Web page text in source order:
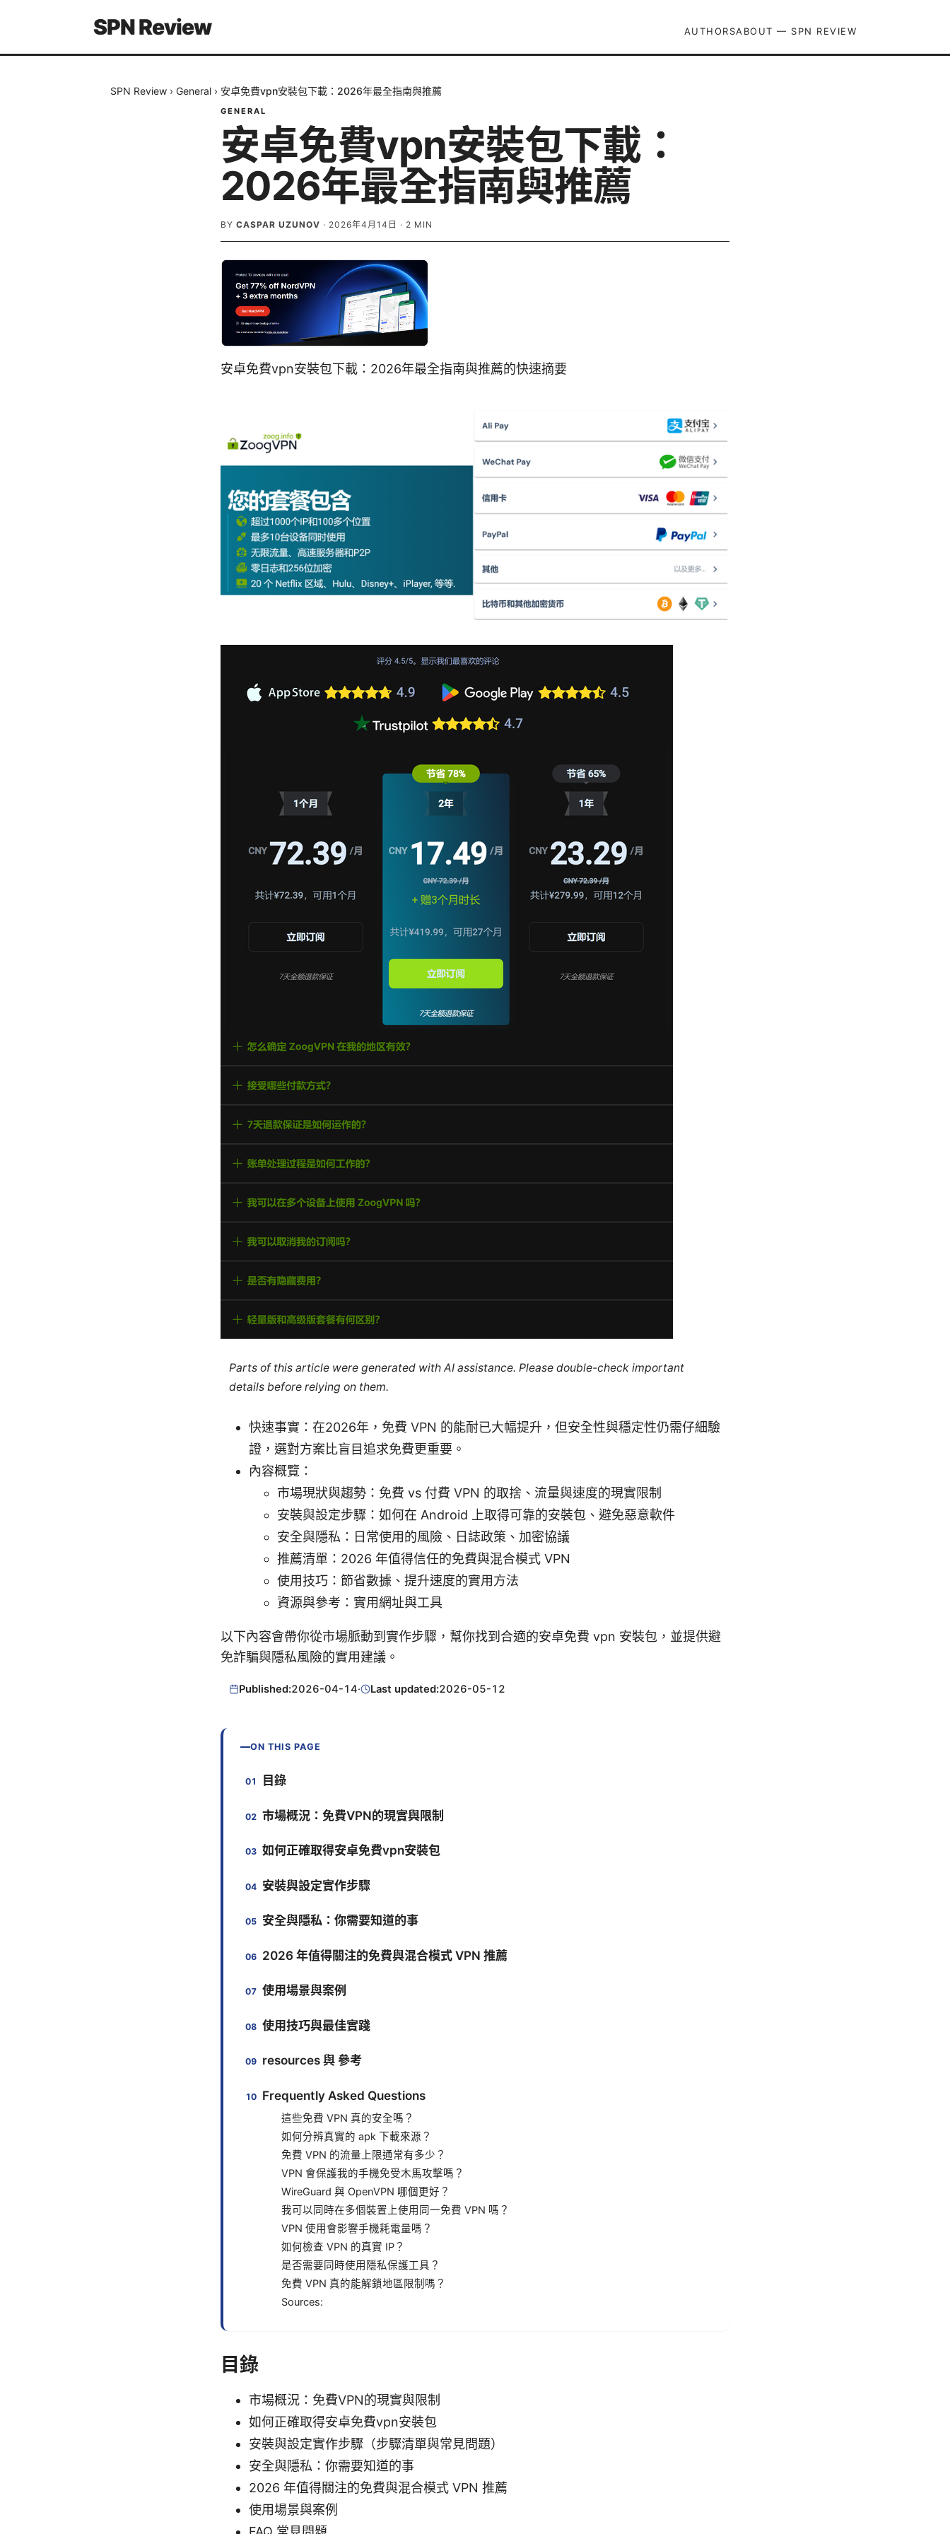
SPN Review AUTHORSABOUT — SPN REVIEW
SPN Review › General › 安卓免費vpn安裝包下載：2026年最全指南與推薦
GENERAL
安卓免費vpn安裝包下載：
2026年最全指南與推薦
BY CASPAR UZUNOV · 2026年4月14日 · 2 MIN
安卓免費vpn安裝包下載：2026年最全指南與推薦的快速摘要
Parts of this article were generated with AI assistance. Please double-check important
details before relying on them.
快速事實：在2026年，免費 VPN 的能耐已大幅提升，但安全性與穩定性仍需仔細驗
證，選對方案比盲目追求免費更重要。
內容概覽：
市場現狀與趨勢：免費 vs 付費 VPN 的取捨、流量與速度的現實限制
安裝與設定步驟：如何在 Android 上取得可靠的安裝包、避免惡意軟件
安全與隱私：日常使用的風險、日誌政策、加密協議
推薦清單：2026 年值得信任的免費與混合模式 VPN
使用技巧：節省數據、提升速度的實用方法
資源與參考：實用網址與工具
以下內容會帶你從市場脈動到實作步驟，幫你找到合適的安卓免費 vpn 安裝包，並提供避
免詐騙與隱私風險的實用建議。
Published:2026-04-14· Last updated:2026-05-12
ON THIS PAGE
目錄
市場概況：免費VPN的現實與限制
如何正確取得安卓免費vpn安裝包
安裝與設定實作步驟
安全與隱私：你需要知道的事
2026 年值得關注的免費與混合模式 VPN 推薦
使用場景與案例
使用技巧與最佳實踐
resources 與 參考
Frequently Asked Questions
這些免費 VPN 真的安全嗎？
如何分辨真實的 apk 下載來源？
免費 VPN 的流量上限通常有多少？
VPN 會保護我的手機免受木馬攻擊嗎？
WireGuard 與 OpenVPN 哪個更好？
我可以同時在多個裝置上使用同一免費 VPN 嗎？
VPN 使用會影響手機耗電量嗎？
如何檢查 VPN 的真實 IP？
是否需要同時使用隱私保護工具？
免費 VPN 真的能解鎖地區限制嗎？
Sources:
目錄
市場概況：免費VPN的現實與限制
如何正確取得安卓免費vpn安裝包
安裝與設定實作步驟（步驟清單與常見問題）
安全與隱私：你需要知道的事
2026 年值得關注的免費與混合模式 VPN 推薦
使用場景與案例